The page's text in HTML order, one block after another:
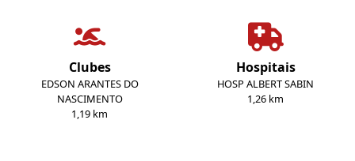
Clubes
EDSON ARANTES DO
NASCIMENTO
1,19 km
Hospitais
HOSP ALBERT SABIN
1,26 km